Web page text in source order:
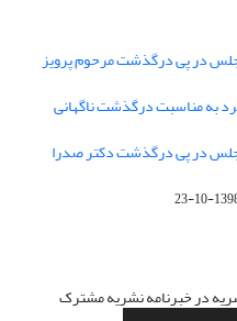
در پی درگذشت مرحوم پرویز
به مناسبت درگذشت ناگهانی
در پی درگذشت دکتر صدرا
1398-
در خبرنامه نشریه مشترک